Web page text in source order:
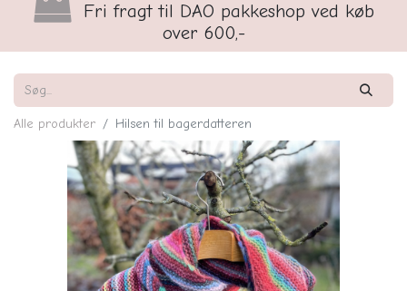
Fri fragt til DAO pakkeshop ved køb
over 600,-
Alle produkter Hilsen til bagerdatteren